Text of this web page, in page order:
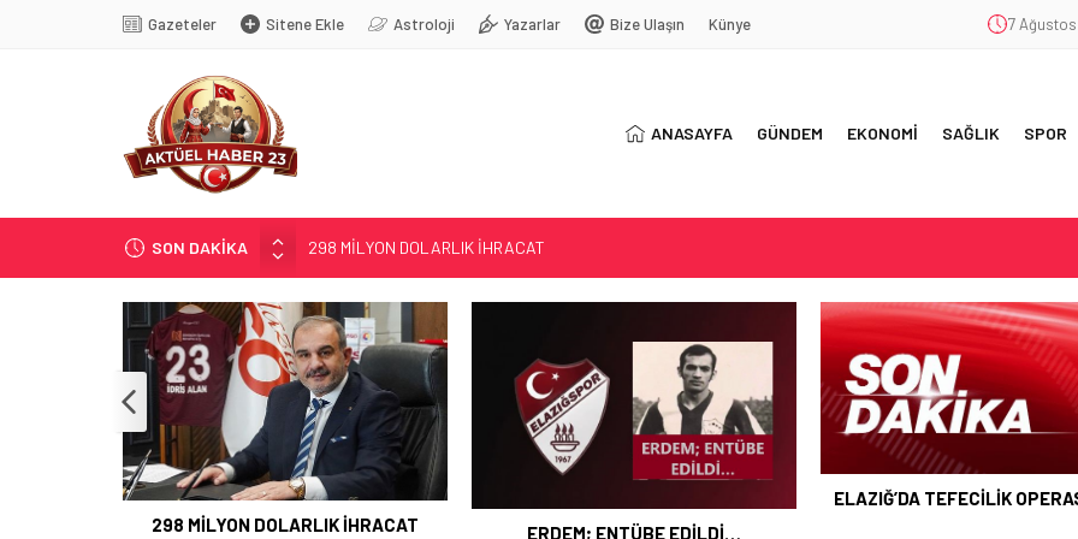
Gazeteler Sitene Ekle Astroloji Yazarlar Bize Ulaşın Künye 7
ANASAYFA GÜNDEM EKONOMİ SAĞLIK SPOR
SON DAKİKA
298 MİLYON DOLARLIK İHRACAT
ERDEM; ENTÜBE EDİLDİ…
ELAZIĞ’DA TEFECİLİK OPERASYONU
YRP’DEN, KARAYOLCULARA TEŞEKKÜR
BUGÜN ÇOĞU YERDE ELEKTRİK OLMAYACAK
298 MİLYON DOLARLIK İHRACAT ERDEM; ENTÜBE EDİLDİ…
ELAZIĞ’DA TEFECİLİK